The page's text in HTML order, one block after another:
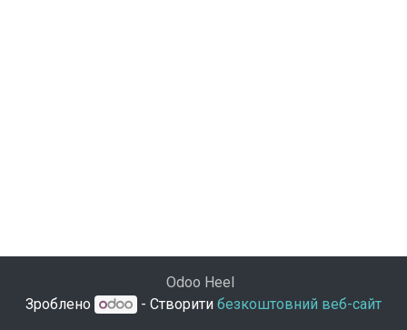
Odoo Heel
Зроблено
- Створити безкоштовний веб-сайт